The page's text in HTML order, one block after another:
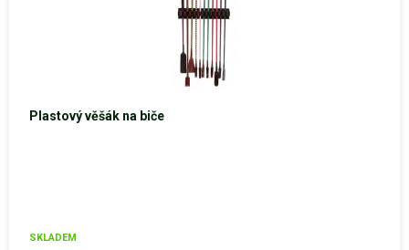
Plastový věšák na biče
SKLADEM